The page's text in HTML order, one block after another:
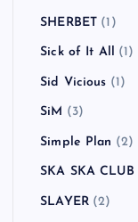
SHERBET (1)
Sick of It All (1)
Sid Vicious (1)
SiM (3)
Simple Plan (2)
SKA SKA CLUB
SLAYER(2)